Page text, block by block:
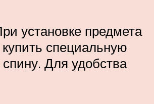
установке предмета
специальную
Для удобства